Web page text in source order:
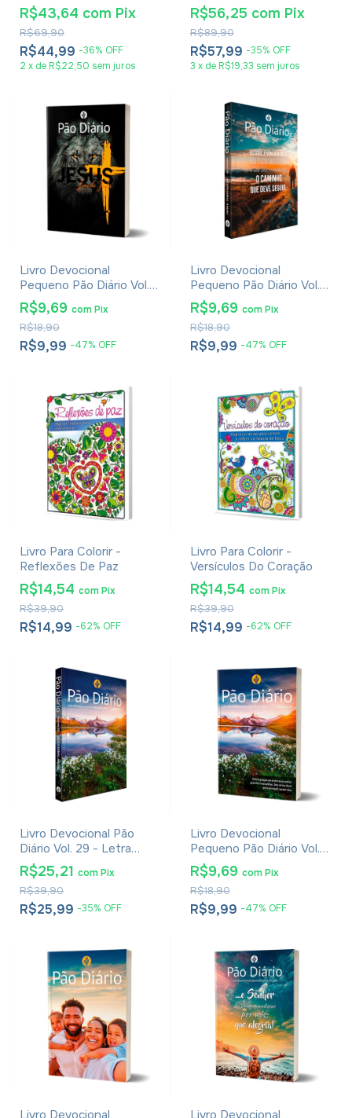
Wiersbe
R$44,99 -36% OFF
R$69,90
R$43,64 com Pix
2 x de R$22,50 sem juros
Lettie Cowman
R$57,99 -35% OFF
R$89,90
R$56,25 com Pix
3 x de R$19,33 sem juros
Livro Devocional
Pequeno Pão Diário Vol.
29 - Capa Leão De Judá
Cruz Amarelo
R$9,99 -47% OFF
R$18,90
R$9,69 comPix
Livro Devocional
Pequeno Pão Diário Vol.
29 - Capa Busque A Deus
R$9,99 -47% OFF
R$18,90
R$9,69 com Pix
Livro Para Colorir -
Reflexões De Paz
R$14,99 -62% OFF
R$39,90
R$14,54 comPix
Livro Para Colorir -
Versículos Do Coração
R$14,99 -62% OFF
R$39,90
R$14,54 com Pix
Livro Devocional Pão
Diário Vol. 29 - Letra
Grande — Capa Paisagem
R$25,99 -35% OFF
R$39,90
R$25,21 comPix
Livro Devocional
Pequeno Pão Diário Vol.
29 - Capa Paisagem
R$9,99 -47% OFF
R$18,90
R$9,69 com Pix